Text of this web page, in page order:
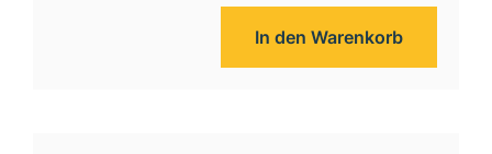
In den Warenkorb